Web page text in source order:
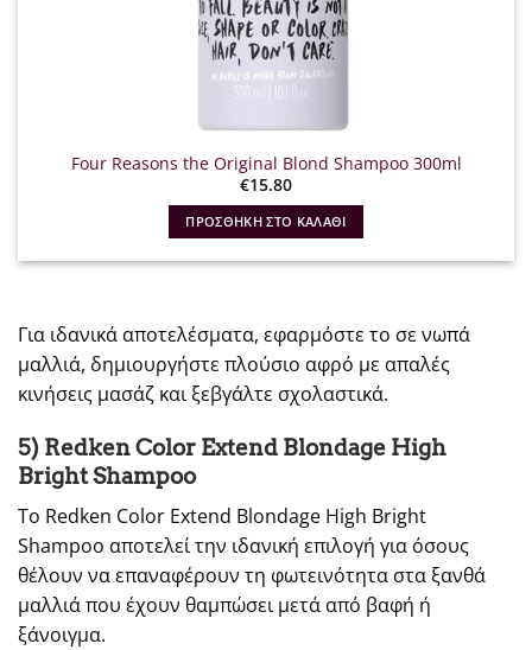
Four Reasons the Original Blond Shampoo 300ml
€15.80
ΠΡΟΣΘΉΚΗ ΣΤΟ ΚΑΛΆΘΙ
Για ιδανικά αποτελέσματα, εφαρμόστε το σε νωπά
μαλλιά, δημιουργήστε πλούσιο αφρό με απαλές
κινήσεις μασάζ και ξεβγάλτε σχολαστικά.
5) Redken Color Extend Blondage High
Bright Shampoo
Το Redken Color Extend Blondage High Bright
Shampoo αποτελεί την ιδανική επιλογή για όσους
θέλουν να επαναφέρουν τη φωτεινότητα στα ξανθά
μαλλιά που έχουν θαμπώσει μετά από βαφή ή
ξάνοιγμα.